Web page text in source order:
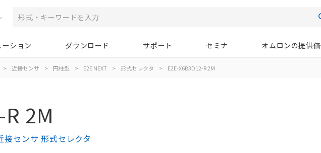
ーション ダウンロード サポート セミナ オムロンの提供
> 近接センサ > 円柱型 > E2E NEXT > 形式セレクタ > E2E-X6B3D12-R 2M
2M
接センサ 形式セレクタ